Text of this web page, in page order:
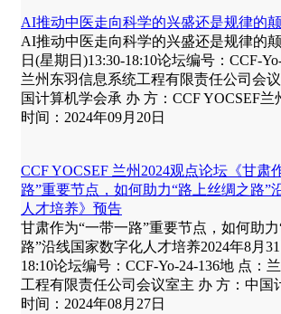
AI推动中医走向科学的兴盛还是规律的
AI推动中医走向科学的兴盛还是规律的
日(星期日)13:30-18:10论坛编号：CCF-
兰州东羽信息系统工程有限责任公司会
国计算机学会承 办 方：CCF YOCSEF兰
时间：2024年09月20日
CCF YOCSEF 兰州2024观点论坛《甘肃
路”重要节点，如何助力“路上丝绸之路”
人才培养》预告
甘肃作为“一带一路”重要节点，如何助
路”沿线国家数字化人才培养2024年8月
18:10论坛编号：CCF-Yo-24-136地 点：
工程有限责任公司会议室主 办 方：中国
时间：2024年08月27日